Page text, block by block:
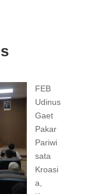
FEB
Udinus
Gaet
Pakar
Pariwi
sata
Kroasi
a,